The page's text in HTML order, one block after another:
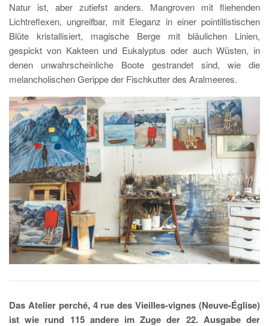
Natur ist, aber zutiefst anders. Mangroven mit fliehenden
Lichtreflexen, ungreifbar, mit Eleganz in einer pointillistischen
Blüte kristallisiert, magische Berge mit bläulichen Linien,
gespickt von Kakteen und Eukalyptus oder auch Wüsten, in
denen unwahrscheinliche Boote gestrandet sind, wie die
melancholischen Gerippe der Fischkutter des Aralmeeres.
Das Atelier perché, 4 rue des Vieilles-vignes (Neuve-Église)
ist wie rund 115 andere im Zuge der 22. Ausgabe der